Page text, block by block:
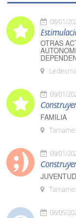
08/01/
OTRAS
Ledesma
09/01/
FAMILIA
09/01/
JUVENTUD
08/05/